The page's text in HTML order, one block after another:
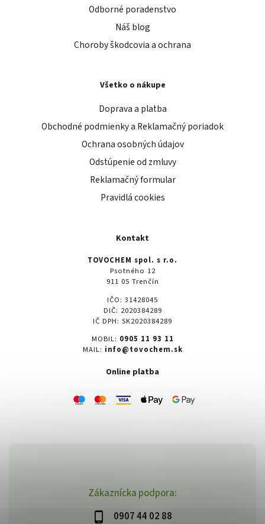
Zákaznícka podpora:
0907 44 02 88
Odborné poradenstvo
Náš blog
Choroby škodcovia a ochrana
Všetko o nákupe
Doprava a platba
Obchodné podmienky a Reklamačný poriadok
Ochrana osobných údajov
Odstúpenie od zmluvy
Reklamačný formular
Pravidlá cookies
Kontakt
TOVOCHEM spol. s r.o.
Psotného 12
911 05 Trenčín
IČO: 31428045
DIČ: 2020384289
IČ DPH: SK2020384289
MOBIL: 0905 11 93 11
MAIL: info@tovochem.sk
Online platba